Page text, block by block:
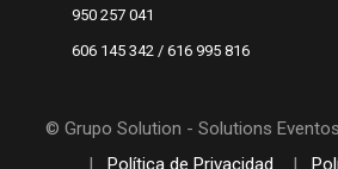
950 257 041
606 145 342 / 616 995 816
© Grupo Solution - Solutions
I
Política de Privacidad I